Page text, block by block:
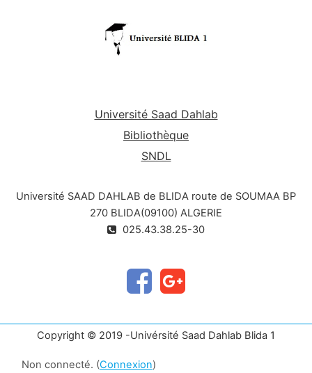
Université Saad Dahlab
Bibliothèque
SNDL
Université SAAD DAHLAB de BLIDA route de SOUMAA BP
270 BLIDA(09100) ALGERIE
025.43.38.25-30
Copyright © 2019 -Univérsité Saad Dahlab Blida 1
Non connecté. (Connexion)